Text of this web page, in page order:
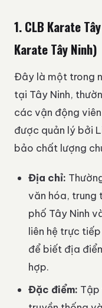
1. CLB Karate
Karate Tây Ninh)
Đây là một trong
tại Tây Ninh,
các vận động
được quản lý bởi
bảo chất lượng
Địa chỉ:
văn hóa, trung
phố Tây Ninh
liên hệ trực
để biết địa
hợp.
Đặc điểm: Tập